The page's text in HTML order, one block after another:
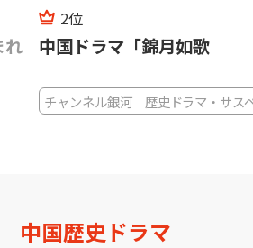
3位
日本初◆中国ドラマ「命を
チャンネル銀河 歴史ドラマ・サス
中国歴史ドラマ